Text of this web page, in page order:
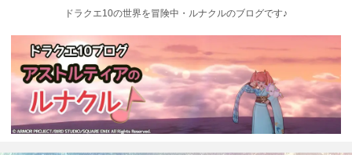
ドラクエ10の世界を冒険中・ルナクルのブログです♪